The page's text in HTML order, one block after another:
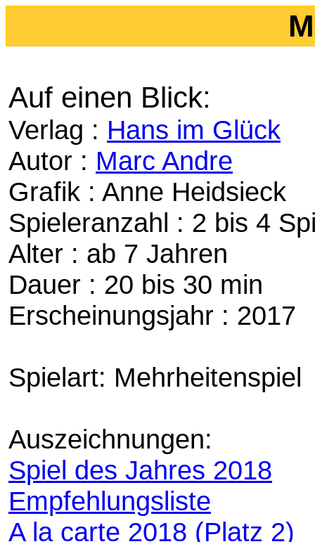
Auf einen Blick:
Verlag : Hans im Glück
Autor : Marc Andre
Grafik : Anne Heidsieck
Spieleranzahl : 2 bis 4
Alter : ab 7 Jahren
Dauer : 20 bis 30 min
Erscheinungsjahr : 2017
Spielart: Mehrheitenspiel
Auszeichnungen:
Spiel des Jahres 2018
Empfehlungsliste
A la carte 2018 (Platz 2)